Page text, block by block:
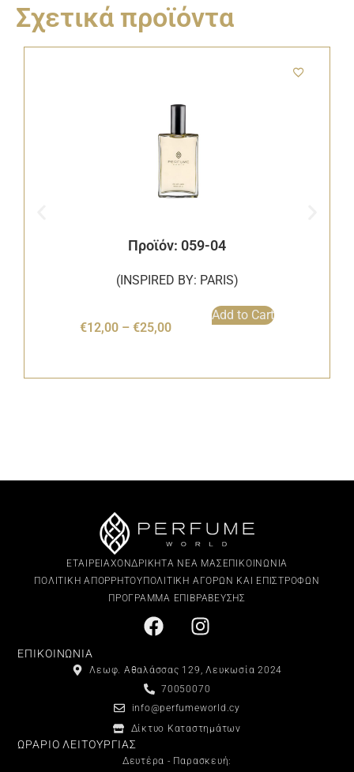
Σχετικά προϊόντα
Προϊόν: 059-04
(INSPIRED BY: PARIS)
€12,00 – €25,00
Add to Cart
ΕΤΑΙΡΕΙΑΧΟΝΔΡΙΚΗΤΑ ΝΕΑ ΜΑΣ ΕΠΙΚΟΙΝΩΝΙΑ
ΠΟΛΙΤΙΚΗ ΑΠΟΡΡΗΤΟΥΠΟΛΙΤΙΚΗ ΑΓΟΡΩΝ ΚΑΙ ΕΠΙΣΤΡΟΦΩΝ
ΠΡΟΓΡΑΜΜΑ ΕΠΙΒΡΑΒΕΥΣΗΣ
ΕΠΙΚΟΙΝΩΝΙΑ
Λεωφ. Αθαλάσσας 129, Λευκωσία 2024
70050070
info@perfumeworld.cy
Δίκτυο Καταστημάτων
ΩΡΑΡΙΟ ΛΕΙΤΟΥΡΓΙΑΣ
Δευτέρα - Παρασκευή: